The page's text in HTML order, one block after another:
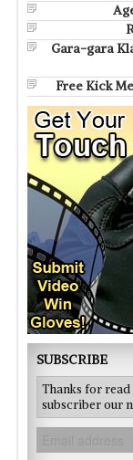
Gara-gara
Free Kick
SUBSCRIBE
Thanks for
subscriber our